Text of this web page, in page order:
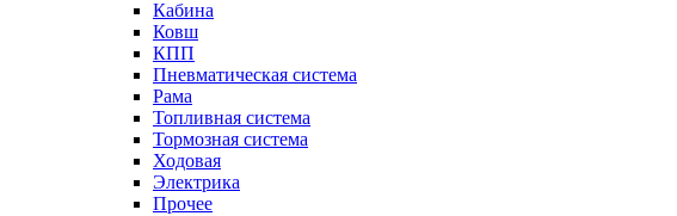
Кабина
Ковш
КПП
Пневматическая система
Рама
Топливная система
Тормозная система
Ходовая
Электрика
Прочее